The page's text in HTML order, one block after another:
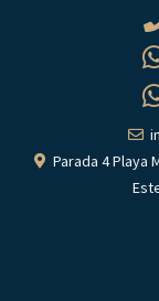
Parada 4 Playa